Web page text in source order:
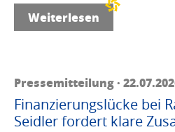
Weiterlesen
Pressemitteilung ·
Finanzierungslücke bei
Seidler fordert klare